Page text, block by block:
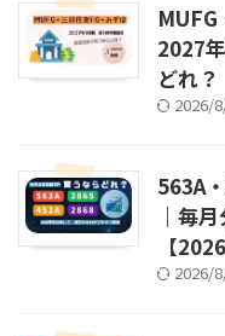
MUFG
2027
どれ？
2026/
563A
｜毎
【
2026/